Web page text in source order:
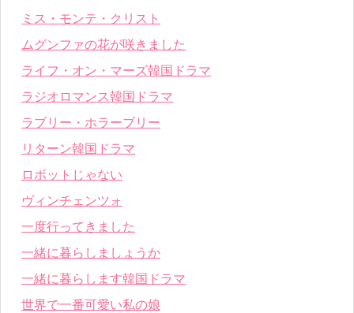
ミス・モンテ・クリスト
ムグンファの花が咲きました
ライフ・オン・マーズ韓国ドラマ
ラジオロマンス韓国ドラマ
ラブリー・ホラーブリー
リターン韓国ドラマ
ロボットじゃない
ヴィンチェンツォ
一度行ってきました
一緒に暮らしましょうか
一緒に暮らします韓国ドラマ
世界で一番可愛い私の娘